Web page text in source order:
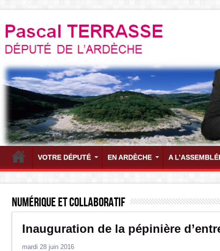
VOTRE DÉPUTÉ EN ARDÈCHE A
Numérique et collaboratif
Inauguration de la pépinière
mardi 28 juin 2016